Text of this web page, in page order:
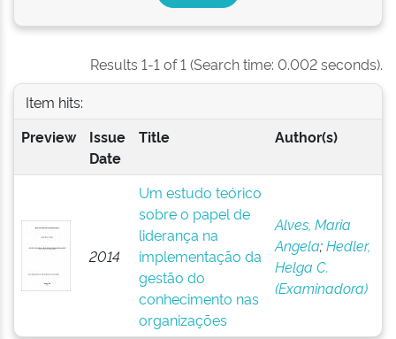
Results 1-1 of 1 (Search time: 0.002 seconds).
Item hits:
Preview
Issue
Date
Title Author(s)
2014
Um estudo teórico
sobre o papel de
liderança na
implementação da
gestão do
conhecimento nas
organizações
Alves, Maria
Angela;Hedler,
Helga C.
(Examinadora)